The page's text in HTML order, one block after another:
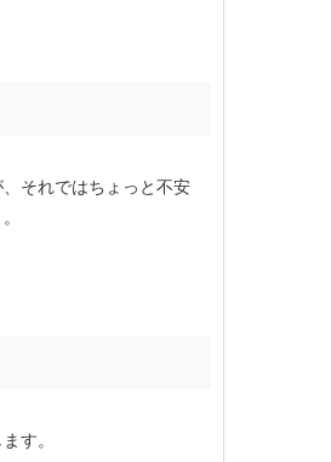
それではちょっと不安
す。